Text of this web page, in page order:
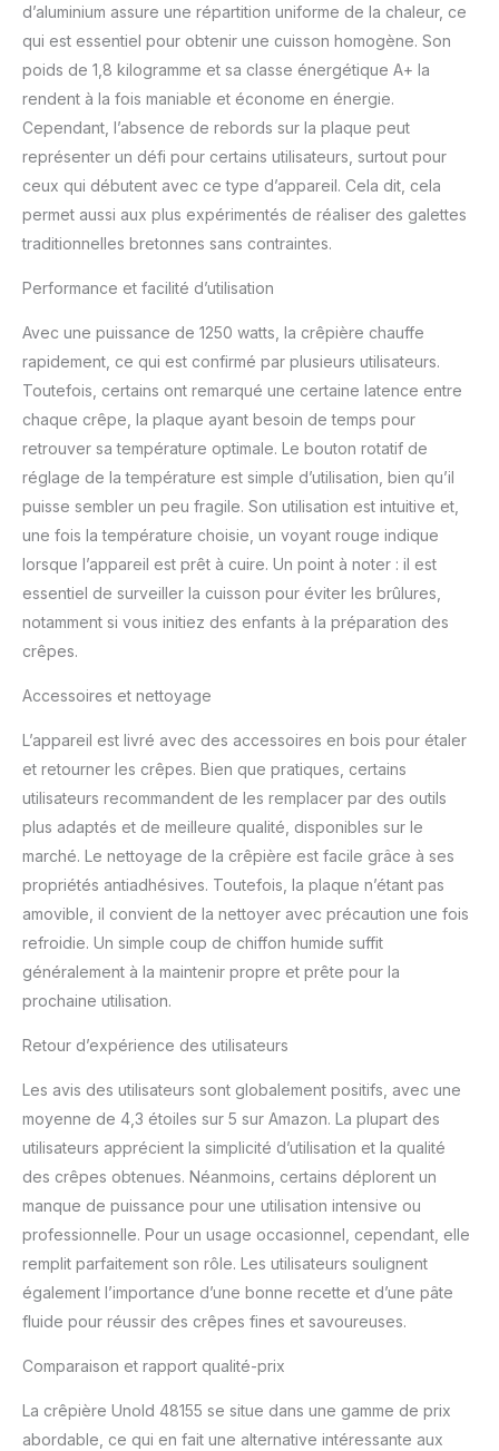
d’aluminium assure une répartition uniforme de la chaleur, ce
qui est essentiel pour obtenir une cuisson homogène. Son
poids de 1,8 kilogramme et sa classe énergétique A+ la
rendent à la fois maniable et économe en énergie.
Cependant, l’absence de rebords sur la plaque peut
représenter un défi pour certains utilisateurs, surtout pour
ceux qui débutent avec ce type d’appareil. Cela dit, cela
permet aussi aux plus expérimentés de réaliser des galettes
traditionnelles bretonnes sans contraintes.
Performance et facilité d’utilisation
Avec une puissance de 1250 watts, la crêpière chauffe
rapidement, ce qui est confirmé par plusieurs utilisateurs.
Toutefois, certains ont remarqué une certaine latence entre
chaque crêpe, la plaque ayant besoin de temps pour
retrouver sa température optimale. Le bouton rotatif de
réglage de la température est simple d’utilisation, bien qu’il
puisse sembler un peu fragile. Son utilisation est intuitive et,
une fois la température choisie, un voyant rouge indique
lorsque l’appareil est prêt à cuire. Un point à noter : il est
essentiel de surveiller la cuisson pour éviter les brûlures,
notamment si vous initiez des enfants à la préparation des
crêpes.
Accessoires et nettoyage
L’appareil est livré avec des accessoires en bois pour étaler
et retourner les crêpes. Bien que pratiques, certains
utilisateurs recommandent de les remplacer par des outils
plus adaptés et de meilleure qualité, disponibles sur le
marché. Le nettoyage de la crêpière est facile grâce à ses
propriétés antiadhésives. Toutefois, la plaque n’étant pas
amovible, il convient de la nettoyer avec précaution une fois
refroidie. Un simple coup de chiffon humide suffit
généralement à la maintenir propre et prête pour la
prochaine utilisation.
Retour d’expérience des utilisateurs
Les avis des utilisateurs sont globalement positifs, avec une
moyenne de 4,3 étoiles sur 5 sur Amazon. La plupart des
utilisateurs apprécient la simplicité d’utilisation et la qualité
des crêpes obtenues. Néanmoins, certains déplorent un
manque de puissance pour une utilisation intensive ou
professionnelle. Pour un usage occasionnel, cependant, elle
remplit parfaitement son rôle. Les utilisateurs soulignent
également l’importance d’une bonne recette et d’une pâte
fluide pour réussir des crêpes fines et savoureuses.
Comparaison et rapport qualité-prix
La crêpière Unold 48155 se situe dans une gamme de prix
abordable, ce qui en fait une alternative intéressante aux